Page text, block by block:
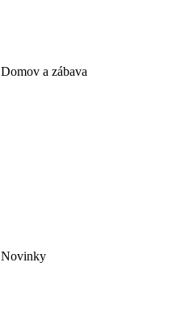
Domov a zábava
Novinky